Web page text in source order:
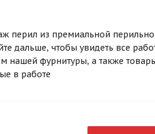
перил из премиальной
дальше, чтобы увидеть все
нашей фурнитуры, а также
в работе